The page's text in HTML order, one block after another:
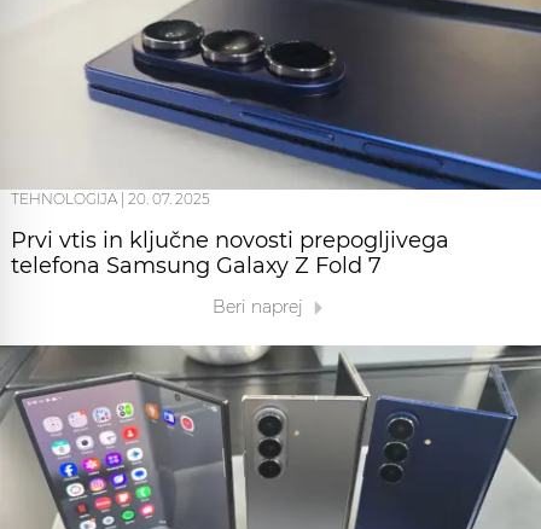
TEHNOLOGIJA 20. 07. 2025
Prvi vtis in ključne novosti prepogljivega
telefona Samsung Galaxy Z Fold 7
Beri naprej